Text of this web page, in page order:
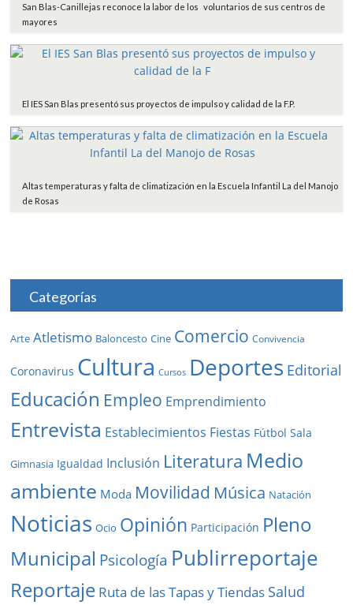
San Blas-Canillejas reconoce la labor de los voluntarios de sus centros de
mayores
El IES San Blas presentó sus proyectos de impulso y calidad de la F.P.
Altas temperaturas y falta de climatización en la Escuela Infantil La del Manojo
de Rosas
Categorías
Arte Atletismo Baloncesto Cine Comercio Convivencia
Coronavirus Cultura Cursos Deportes Editorial
Educación Empleo Emprendimiento
Entrevista Establecimientos Fiestas Fútbol Sala
Gimnasia Igualdad Inclusión Literatura Medio
ambiente Moda Movilidad Música Natación
Noticias Ocio Opinión Participación Pleno
Municipal Psicología Publirreportaje
Reportaje Ruta de las Tapas y Tiendas Salud